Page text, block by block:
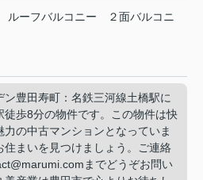
ルーフバルコニー
２面バルコニ
ン豊田寿町：名鉄三河線土橋駅に
徒歩8分の物件です。この物件は快
の中古マンションとなっていま
住まいを見つけましょう。ご連絡
までどうぞお問い